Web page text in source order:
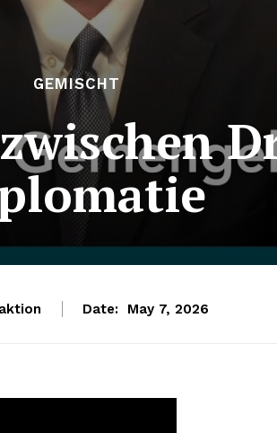
GEMISCHT
Date: May 7, 2026